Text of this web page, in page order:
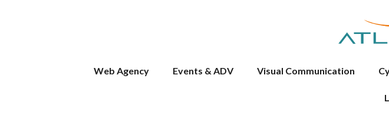
Web Agency Events & ADV Visual Communication